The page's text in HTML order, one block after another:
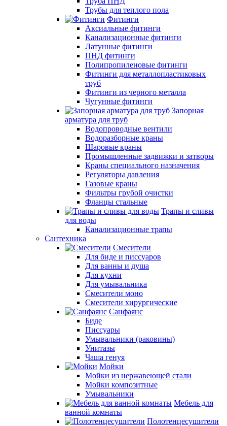
Трубы для теплого пола
Фитинги
Аксиальные фитинги
Канализационные фитинги
Латунные фитинги
ПНД фитинги
Полипропиленовые фитинги
Фитинги для металлопластиковых
труб
Фитинги из черного металла
Чугунные фитинги
Запорная
арматура для труб
Водопроводные вентили
Водоразборные краны
Шаровые краны
Промышленные задвижки и затворы
Краны специального назначения
Регуляторы давления
Газовые краны
Фильтры грубой очистки
Фланцы стальные
Трапы и сливы
для воды
Канализационные трапы
Сантехника
Смесители
Для биде и писсуаров
Для ванны и душа
Для кухни
Для умывальника
Смесители моно
Смесители хирургические
Санфаянс
Биде
Писсуары
Умывальники (раковины)
Унитазы
Чаша генуя
Мойки
Мойки из нержавеющей стали
Мойки композитные
Умывальники
Мебель для
ванной комнаты
Полотенцесушители